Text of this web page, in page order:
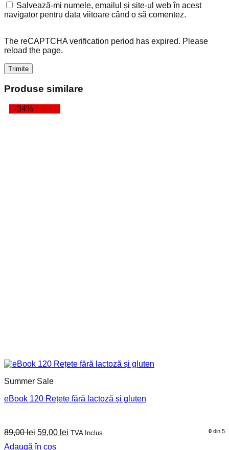
Salvează-mi numele, emailul și site-ul web în acest
navigator pentru data viitoare când o să comentez.
The reCAPTCHA verification period has expired. Please
reload the page.
Produse similare
-34%
Summer Sale
eBook 120 Rețete fără lactoză și gluten
0 din 5
89,00lei Prețul
59,00 lei Prețul
TVA Inclus
Adaugă în coș